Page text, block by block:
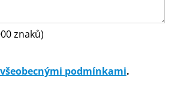
znaků)
všeobecnými podmínkami.